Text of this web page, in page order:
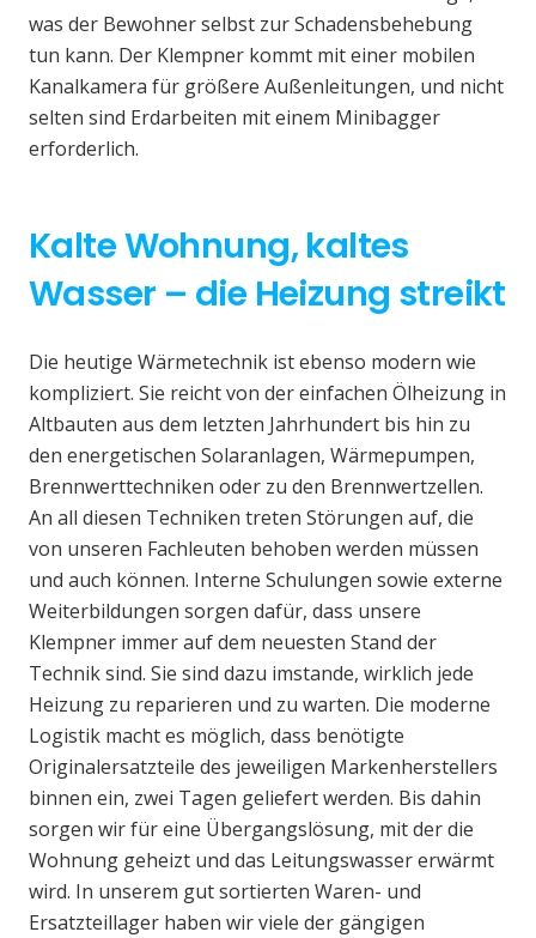
was der Bewohner selbst zur Schadensbehebung
tun kann. Der Klempner kommt mit einer mobilen
Kanalkamera für größere Außenleitungen, und nicht
selten sind Erdarbeiten mit einem Minibagger
erforderlich.
Kalte Wohnung, kaltes
Wasser – die Heizung streikt
Die heutige Wärmetechnik ist ebenso modern wie
kompliziert. Sie reicht von der einfachen Ölheizung in
Altbauten aus dem letzten Jahrhundert bis hin zu
den energetischen Solaranlagen, Wärmepumpen,
Brennwerttechniken oder zu den Brennwertzellen.
An all diesen Techniken treten Störungen auf, die
von unseren Fachleuten behoben werden müssen
und auch können. Interne Schulungen sowie externe
Weiterbildungen sorgen dafür, dass unsere
Klempner immer auf dem neuesten Stand der
Technik sind. Sie sind dazu imstande, wirklich jede
Heizung zu reparieren und zu warten. Die moderne
Logistik macht es möglich, dass benötigte
Originalersatzteile des jeweiligen Markenherstellers
binnen ein, zwei Tagen geliefert werden. Bis dahin
sorgen wir für eine Übergangslösung, mit der die
Wohnung geheizt und das Leitungswasser erwärmt
wird. In unserem gut sortierten Waren- und
Ersatzteillager haben wir viele der gängigen